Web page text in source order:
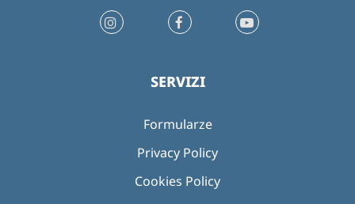
SERVIZI
Formularze
Privacy Policy
Cookies Policy